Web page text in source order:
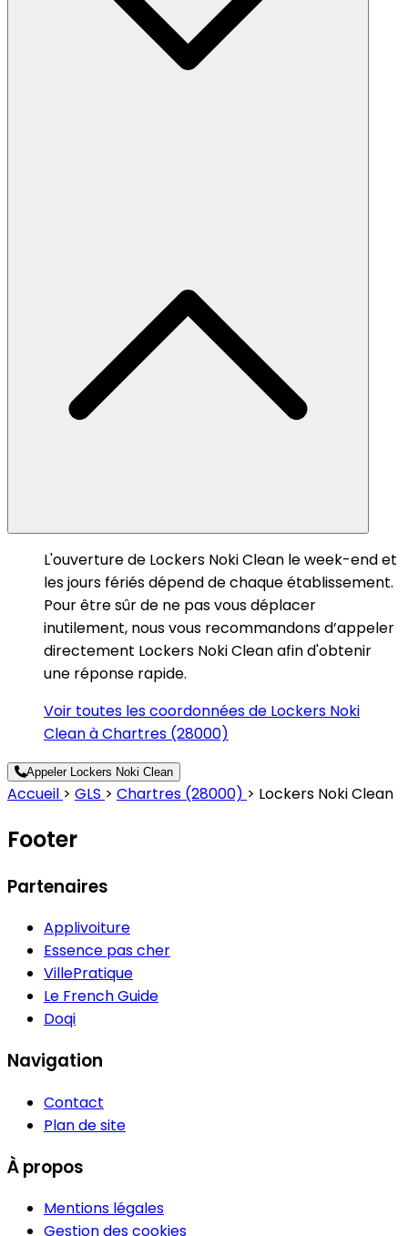
L'ouverture de Lockers Noki Clean le week-end et
les jours fériés dépend de chaque établissement.
Pour être sûr de ne pas vous déplacer
inutilement, nous vous recommandons d’appeler
directement Lockers Noki Clean afin d'obtenir
une réponse rapide.
Voir toutes les coordonnées de Lockers Noki
Clean à Chartres (28000)
Appeler Lockers Noki Clean
Accueil > GLS > Chartres (28000) > Lockers Noki Clean
Footer
Partenaires
Applivoiture
Essence pas cher
VillePratique
Le French Guide
Doqi
Navigation
Contact
Plan de site
À propos
Mentions légales
Gestion des cookies